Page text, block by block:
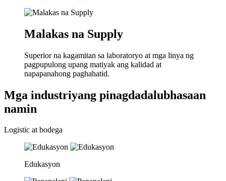
Malakas na Supply
Superior na kagamitan sa laboratoryo at mga linya ng
pagpupulong upang matiyak ang kalidad at
napapanahong paghahatid.
Mga industriyang pinagdadalubhasaan
namin
Logistic at bodega
Edukasyon